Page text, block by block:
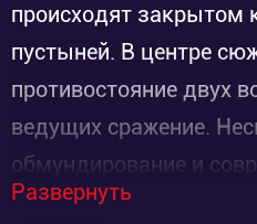
происходят закрытом
пустыней. В центре
противостояние двух
ведущих сражение.
обмундирование и
одна из тактических
Развернуть